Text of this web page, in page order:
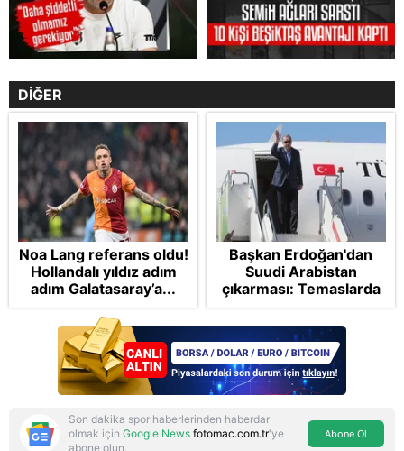
DİĞER
Noa Lang referans oldu!
Hollandalı yıldız adım
adım Galatasaray’a...
Başkan Erdoğan'dan
Suudi Arabistan
çıkarması: Temaslarda
bulunacak
Son dakika spor haberlerinden haberdar
olmak için Google News fotomac.com.tr'ye
abone olun.
Abone Ol